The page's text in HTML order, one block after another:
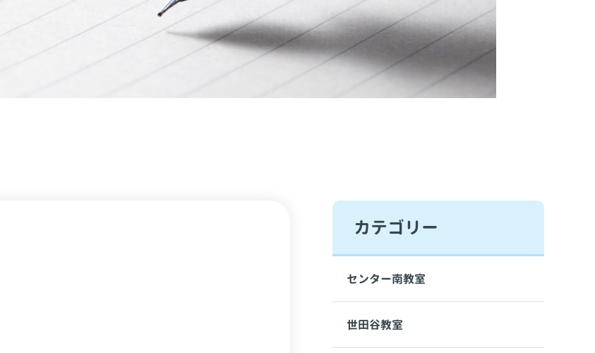
カテゴリー
センター南教室
世田谷教室